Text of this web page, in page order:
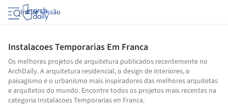
Iniciar sessão
Instalacoes Temporarias Em Franca
Os melhores projetos de arquitetura publicados recentemente no
ArchDaily. A arquitetura residencial, o design de interiores, o
paisagismo e o urbanismo mais inspiradores das melhores arquitetas
e arquitetos do mundo. Encontre todos os projetos mais recentes na
categoria Instalacoes Temporarias en Franca.